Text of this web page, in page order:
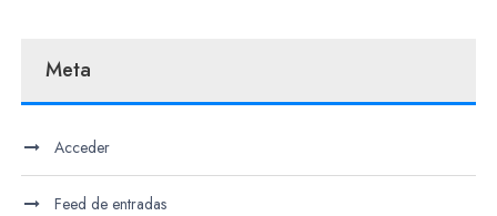
Meta
Acceder
Feed de entradas